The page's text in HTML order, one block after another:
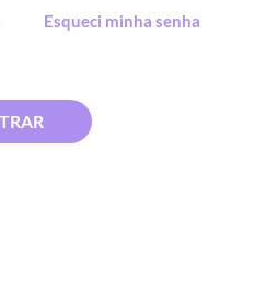
Esqueci minha senha